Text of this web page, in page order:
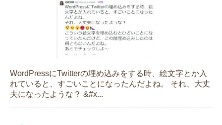
WordPressにTwitterの埋め込みをする時、絵文字とか入
れていると、すごいことになったんだよね。 それ、大丈
夫になったような？ &#x...